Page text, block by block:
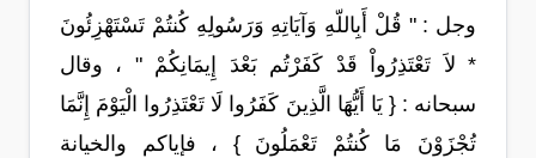
وجل : " قُلْ أَبِاللّهِ وَآيَاتِهِ وَرَسُولِهِ كُنتُمْ تَسْتَهْزِئُونَ
* لاَ تَعْتَذِرُواْ قَدْ كَفَرْتُم بَعْدَ إِيمَانِكُمْ " ، وقال
سبحانه : { يَا أَيُّهَا الَّذِينَ كَفَرُوا لَا تَعْتَذِرُوا الْيَوْمَ إِنَّمَا
تُجْزَوْنَ مَا كُنتُمْ تَعْمَلُونَ } ، فإياكم والخيانة